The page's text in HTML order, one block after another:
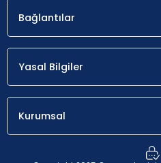
Olası seçim.
M - Paslanmaz çelik
Bağlantılar
Yasal Bilgiler
Kurumsal